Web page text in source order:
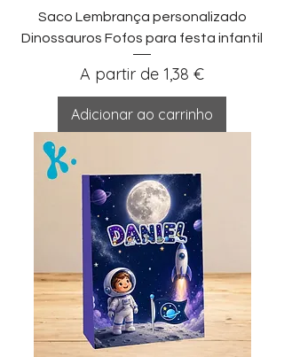
Saco Lembrança personalizado
Dinossauros Fofos para festa infantil
A partir de 1,38 €
Preço promocional
Adicionar ao carrinho